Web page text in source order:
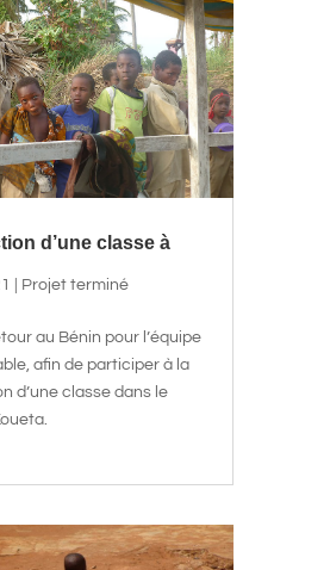
d’une classe à
Projet terminé
au Bénin pour l’équipe
afin de participer à la
d’une classe dans le